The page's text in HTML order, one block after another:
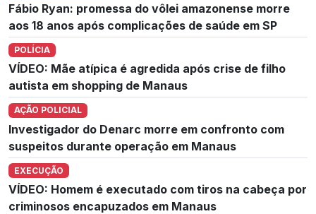
Fábio Ryan: promessa do vôlei amazonense morre
aos 18 anos após complicações de saúde em SP
POLÍCIA
VÍDEO: Mãe atípica é agredida após crise de filho
autista em shopping de Manaus
AÇÃO POLICIAL
Investigador do Denarc morre em confronto com
suspeitos durante operação em Manaus
EXECUÇÃO
VÍDEO: Homem é executado com tiros na cabeça por
criminosos encapuzados em Manaus